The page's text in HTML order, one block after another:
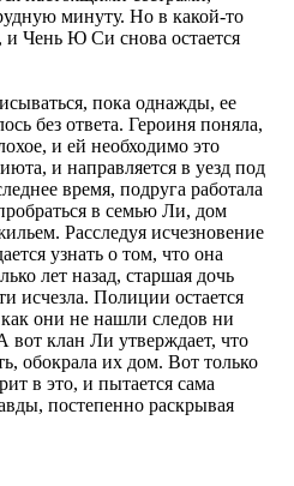
минуту. Но в какой-то
Чень Ю Си снова остается
пока однажды, ее
без ответа. Героиня поняла,
и ей необходимо это
и направляется в уезд под
время, подруга работала
в семью Ли, дом
Расследуя исчезновение
узнать о том, что она
лет назад, старшая дочь
исчезла. Полиции остается
они не нашли следов ни
клан Ли утверждает, что
обокрала их дом. Вот только
в это, и пытается сама
постепенно раскрывая